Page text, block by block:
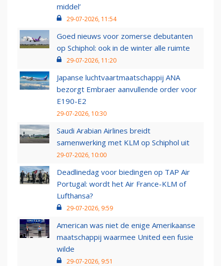
middel’
29-07-2026, 11:54
Goed nieuws voor zomerse debutanten
op Schiphol: ook in de winter alle ruimte
29-07-2026, 11:20
Japanse luchtvaartmaatschappij ANA
bezorgt Embraer aanvullende order voor
E190-E2
29-07-2026, 10:30
Saudi Arabian Airlines breidt
samenwerking met KLM op Schiphol uit
29-07-2026, 10:00
Deadlinedag voor biedingen op TAP Air
Portugal: wordt het Air France-KLM of
Lufthansa?
29-07-2026, 9:59
American was niet de enige Amerikaanse
maatschappij waarmee United een fusie
wilde
29-07-2026, 9:51